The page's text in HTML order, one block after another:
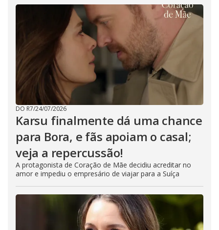
DO R7/24/07/2026
Karsu finalmente dá uma chance
para Bora, e fãs apoiam o casal;
veja a repercussão!
A protagonista de Coração de Mãe decidiu acreditar no
amor e impediu o empresário de viajar para a Suíça